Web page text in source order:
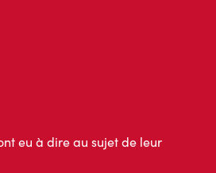
eu à dire au sujet de leur